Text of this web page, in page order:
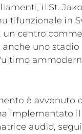
il St.
in
centro
uno stadio
e le matrici
ha scelto i
P del
è avvenuto
implementato
audio,